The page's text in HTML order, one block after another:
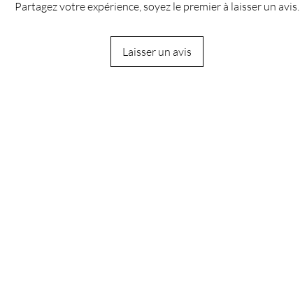
Partagez votre expérience, soyez le premier à laisser un avis.
Laisser un avis